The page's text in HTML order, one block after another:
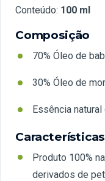
Conteúdo: 100 ml
Composição
70% Óleo de
30% Óleo de
Essência
Características
Produto 100%
derivados de